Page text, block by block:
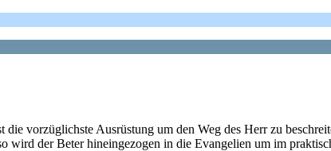
vorzüglichste Ausrüstung um den Weg des Herr zu
wird der Beter hineingezogen in die Evangelien um im